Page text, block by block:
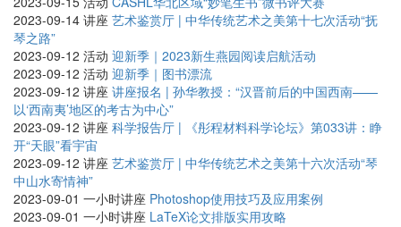
2023-09-14 讲座 艺术鉴赏厅 | 中华传统艺术之美第十七次活动“抚
琴之路”
2023-09-12 活动 迎新季｜2023新生燕园阅读启航活动
2023-09-12 活动 迎新季｜图书漂流
2023-09-12 讲座 讲座报名 | 孙华教授：“汉晋前后的中国西南——
以‘西南夷’地区的考古为中心”
2023-09-12 讲座 科学报告厅 | 《彤程材料科学论坛》第033讲：睁
开“天眼”看宇宙
2023-09-12 讲座 艺术鉴赏厅 | 中华传统艺术之美第十六次活动“琴
中山水寄情神”
2023-09-01 一小时讲座 Photoshop使用技巧及应用案例
2023-09-01 一小时讲座 LaTeX论文排版实用攻略